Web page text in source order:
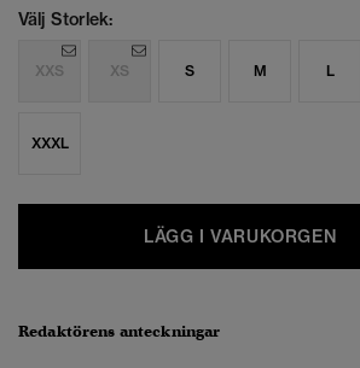
Välj Storlek:
XXS XS S M L
XXXL
LÄGG I VARUKORGEN
Redaktörens anteckningar